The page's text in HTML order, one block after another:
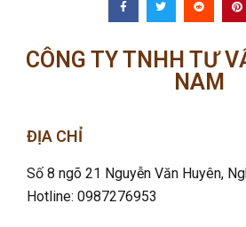
CÔNG TY TNHH TƯ
NAM
ĐỊA CHỈ
Số 8 ngõ 21 Nguyễn Văn Huyên,
Hotline: 0987276953